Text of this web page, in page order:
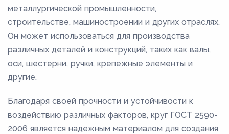
металлургической промышленности,
строительстве, машиностроении и других отраслях.
Он может использоваться для производства
различных деталей и конструкций, таких как валы,
оси, шестерни, ручки, крепежные элементы и
другие.
Благодаря своей прочности и устойчивости к
воздействию различных факторов, круг ГОСТ 2590-
2006 является надежным материалом для создания